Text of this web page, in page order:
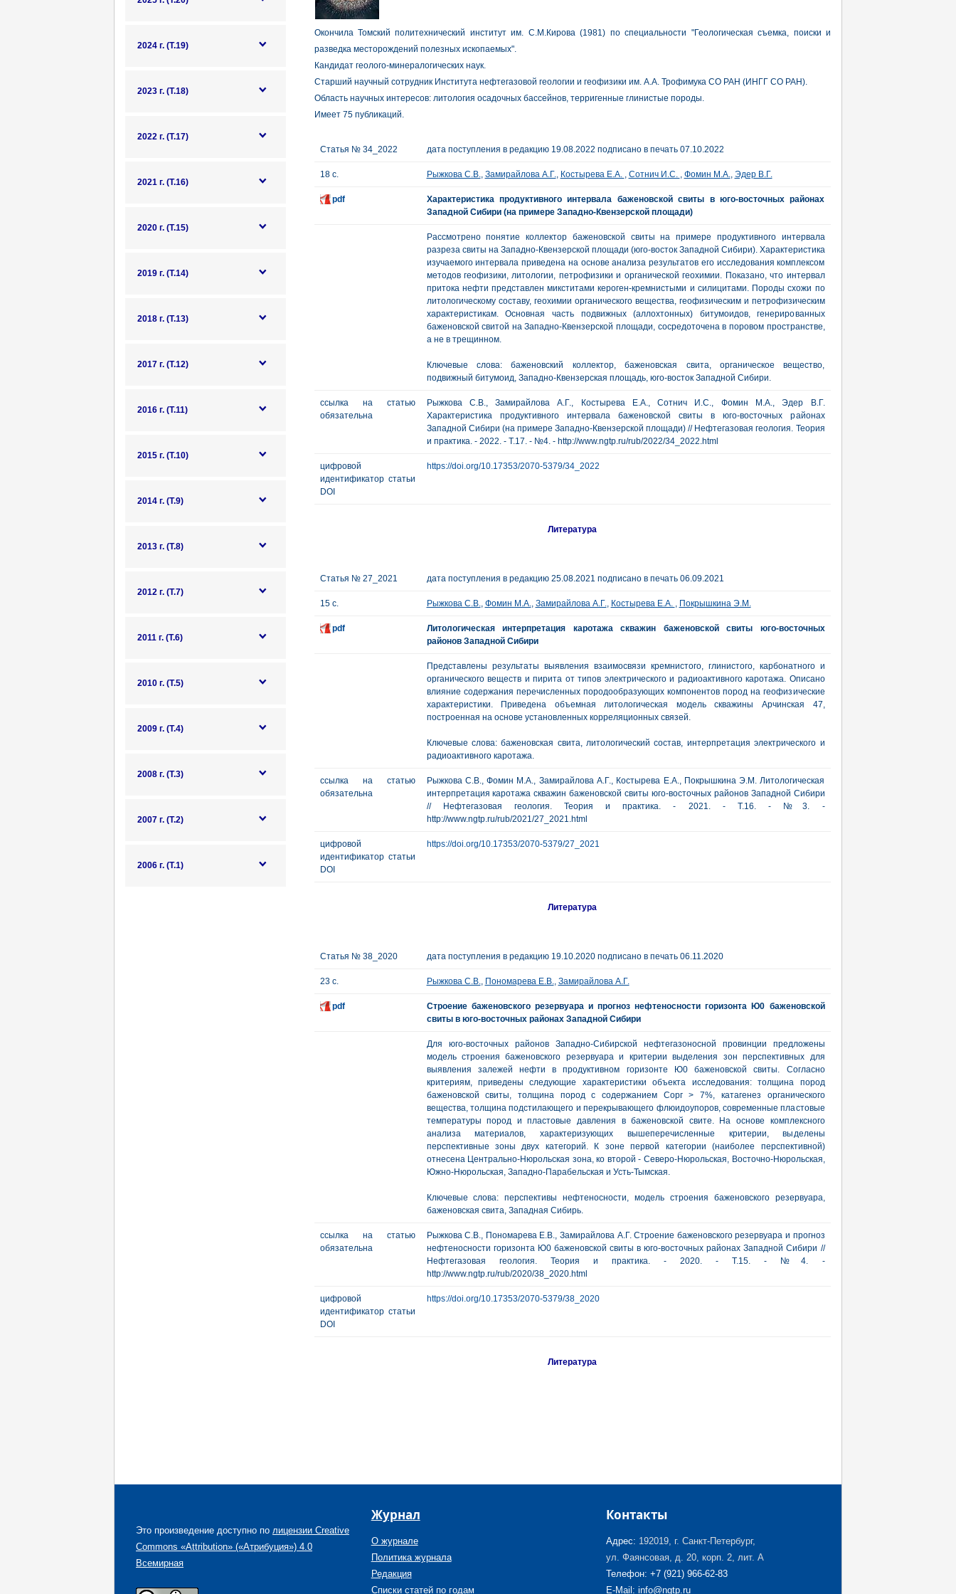
2024 г. (Т.19)
2023 г. (Т.18)
2022 г. (Т.17)
2021 г. (Т.16)
2020 г. (Т.15)
2019 г. (Т.14)
2018 г. (Т.13)
2017 г. (Т.12)
2016 г. (Т.11)
2015 г. (Т.10)
2014 г. (Т.9)
2013 г. (Т.8)
2012 г. (Т.7)
2011 г. (Т.6)
2010 г. (Т.5)
2009 г. (Т.4)
2008 г. (Т.3)
2007 г. (Т.2)
2006 г. (Т.1)
Окончила Томский политехнический институт им. С.М.Кирова (1981) по специальности "Геологическая съемка, поиски и
разведка месторождений полезных ископаемых".
Кандидат геолого-минералогических наук.
Старший научный сотрудник Института нефтегазовой геологии и геофизики им. А.А. Трофимука СО РАН (ИНГГ СО РАН).
Область научных интересов: литология осадочных бассейнов, терригенные глинистые породы.
Имеет 75 публикаций.
Статья № 34_2022 дата поступления в редакцию 19.08.2022 подписано в печать 07.10.2022
18 с. Рыжкова С.В., Замирайлова А.Г., Костырева Е.А. , Сотнич И.С. , Фомин М.А., Эдер В.Г.
pdf
Характеристика продуктивного интервала баженовской свиты в юго-восточных районах
Западной Сибири (на примере Западно-Квензерской площади)
Рассмотрено понятие коллектор баженовской свиты на примере продуктивного интервала
разреза свиты на Западно-Квензерской площади (юго-восток Западной Сибири). Характеристика
изучаемого интервала приведена на основе анализа результатов его исследования комплексом
методов геофизики, литологии, петрофизики и органической геохимии. Показано, что интервал
притока нефти представлен микститами кероген-кремнистыми и силицитами. Породы схожи по
литологическому составу, геохимии органического вещества, геофизическим и петрофизическим
характеристикам. Основная часть подвижных (аллохтонных) битумоидов, генерированных
баженовской свитой на Западно-Квензерской площади, сосредоточена в поровом пространстве,
а не в трещинном.
Ключевые слова: баженовский коллектор, баженовская свита, органическое вещество,
подвижный битумоид, Западно-Квензерская площадь, юго-восток Западной Сибири.
ссылка на статью
обязательна
Рыжкова С.В., Замирайлова А.Г., Костырева Е.А., Сотнич И.С., Фомин М.А., Эдер В.Г.
Характеристика продуктивного интервала баженовской свиты в юго-восточных районах
Западной Сибири (на примере Западно-Квензерской площади) // Нефтегазовая геология. Теория
и практика. - 2022. - Т.17. - №4. - http://www.ngtp.ru/rub/2022/34_2022.html
цифровой
идентификатор статьи
DOI
https://doi.org/10.17353/2070-5379/34_2022
Литература
Статья № 27_2021 дата поступления в редакцию 25.08.2021 подписано в печать 06.09.2021
15 с. Рыжкова С.В., Фомин М.А., Замирайлова А.Г., Костырева Е.А. , Покрышкина Э.М.
pdf
Литологическая интерпретация каротажа скважин баженовской свиты юго-восточных
районов Западной Сибири
Представлены результаты выявления взаимосвязи кремнистого, глинистого, карбонатного и
органического веществ и пирита от типов электрического и радиоактивного каротажа. Описано
влияние содержания перечисленных породообразующих компонентов пород на геофизические
характеристики. Приведена объемная литологическая модель скважины Арчинская 47,
построенная на основе установленных корреляционных связей.
Ключевые слова: баженовская свита, литологический состав, интерпретация электрического и
радиоактивного каротажа.
ссылка на статью
обязательна
Рыжкова С.В., Фомин М.А., Замирайлова А.Г., Костырева Е.А., Покрышкина Э.М. Литологическая
интерпретация каротажа скважин баженовской свиты юго-восточных районов Западной Сибири
// Нефтегазовая геология. Теория и практика. - 2021. - Т.16. - №3. -
http://www.ngtp.ru/rub/2021/27_2021.html
цифровой
идентификатор статьи
DOI
https://doi.org/10.17353/2070-5379/27_2021
Литература
Статья № 38_2020 дата поступления в редакцию 19.10.2020 подписано в печать 06.11.2020
23 с. Рыжкова С.В., Пономарева Е.В., Замирайлова А.Г.
pdf
Строение баженовского резервуара и прогноз нефтеносности горизонта Ю0 баженовской
свиты в юго-восточных районах Западной Сибири
Для юго-восточных районов Западно-Сибирской нефтегазоносной провинции предложены
модель строения баженовского резервуара и критерии выделения зон перспективных для
выявления залежей нефти в продуктивном горизонте Ю0 баженовской свиты. Согласно
критериям, приведены следующие характеристики объекта исследования: толщина пород
баженовской свиты, толщина пород с содержанием Сорг > 7%, катагенез органического
вещества, толщина подстилающего и перекрывающего флюидоупоров, современные пластовые
температуры пород и пластовые давления в баженовской свите. На основе комплексного
анализа материалов, характеризующих вышеперечисленные критерии, выделены
перспективные зоны двух категорий. К зоне первой категории (наиболее перспективной)
отнесена Центрально-Нюрольская зона, ко второй - Северо-Нюрольская, Восточно-Нюрольская,
Южно-Нюрольская, Западно-Парабельская и Усть-Тымская.
Ключевые слова: перспективы нефтеносности, модель строения баженовского резервуара,
баженовская свита, Западная Сибирь.
ссылка на статью
обязательна
Рыжкова С.В., Пономарева Е.В., Замирайлова А.Г. Строение баженовского резервуара и прогноз
нефтеносности горизонта Ю0 баженовской свиты в юго-восточных районах Западной Сибири //
Нефтегазовая геология. Теория и практика. - 2020. - Т.15. - №4. -
http://www.ngtp.ru/rub/2020/38_2020.html
цифровой
идентификатор статьи
DOI
https://doi.org/10.17353/2070-5379/38_2020
Литература
Это произведение доступно по лицензии Creative
Commons «Attribution» («Атрибуция») 4.0
Всемирная
Журнал
О журнале
Политика журнала
Редакция
Списки статей по годам
Контакты
Адрес: 192019, г. Санкт-Петербург,
ул. Фаянсовая, д. 20, корп. 2, лит. А
Телефон: +7 (921) 966-62-83
E-Mail: info@ngtp.ru